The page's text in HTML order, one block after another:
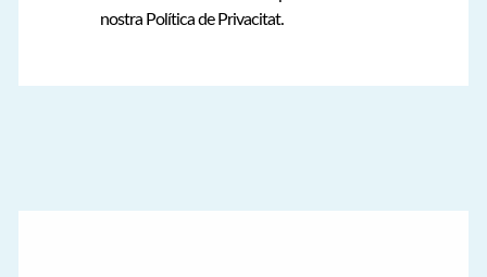
nostra Política de Privacitat.